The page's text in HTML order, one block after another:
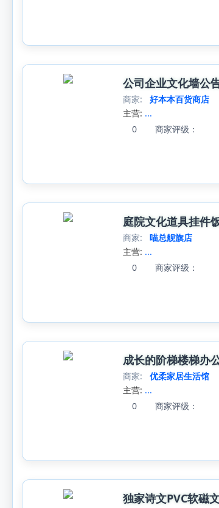
公司企业文化墙公
商家:
好本本百货商店
主营: ...
0
商家评级：
庭院文化道具挂件
商家:
喵总舰旗店
主营: ...
0
商家评级：
成长的阶梯楼梯办
商家:
优柔家居生活馆
主营: ...
0
商家评级：
独家诗文PVC软磁